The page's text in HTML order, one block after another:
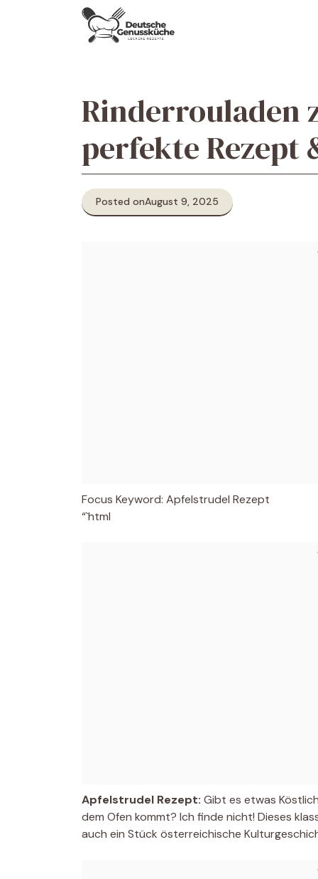
Rinderrouladen
perfekte Rezept
Posted onAugust 9, 2025
Focus Keyword: Apfelstrudel Rezept
“`html
Apfelstrudel Rezept: Gibt es etwas
dem Ofen kommt? Ich finde nicht! Dieses
auch ein Stück österreichische